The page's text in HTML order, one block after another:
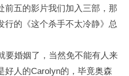
前五的影片我们加入三部，那
行的《这个杀手不太冷静》总
要婚姻了，当然免不能有人来
好人的Carolyn的，毕竟奥森